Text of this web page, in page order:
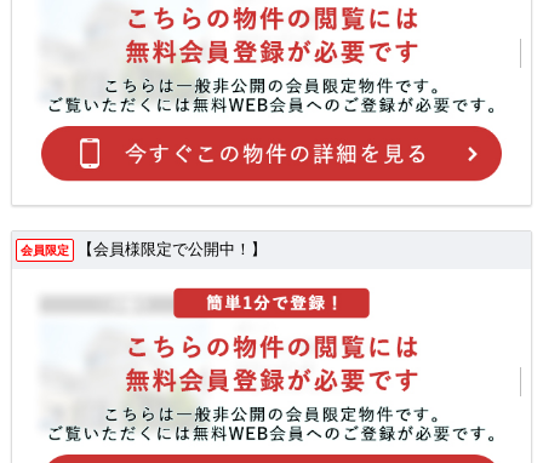
会員限定 【会員様限定で公開中！】